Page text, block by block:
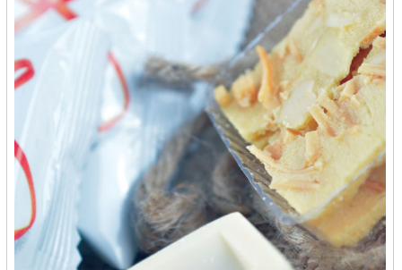
Kultiva Co - Jakarta
KumiKumi - Cilegon
La-Rest - Bekasi
Label Saiya - Cilacap
Lampion - Sukabumi
Lapis Susu Zulaikha - Pangkal Pinang
Laris Rasa - Bandung
Lauking Indonesia - Padang
Le Gita Cakes - Pontianak
Legita-Cakes - Pontianak
Lekeix - Pekanbaru